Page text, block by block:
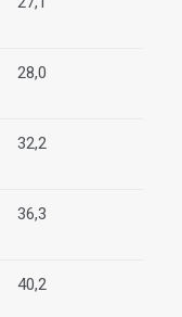
28,0
32,2
36,3
40,2